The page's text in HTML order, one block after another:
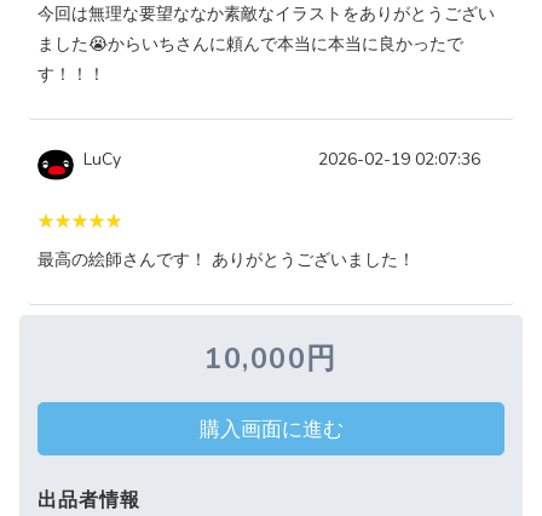
今回は無理な要望ななか素敵なイラストをありがとうござい
ました😭からいちさんに頼んで本当に本当に良かったで
す！！！
LuCy 2026-02-19 02:07:36
最高の絵師さんです！ ありがとうございました！
10,000円
購入画面に進む
出品者情報